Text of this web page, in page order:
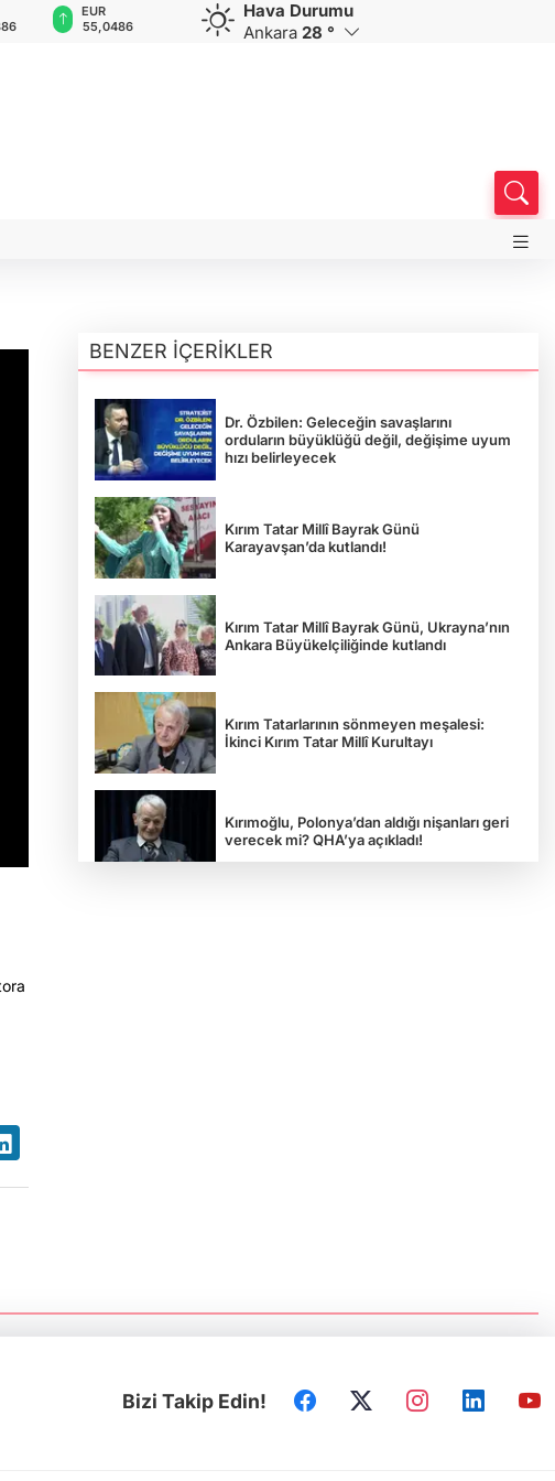
gemiyi hedef
EUR
55,0486
GBP
64,2295
CHF
58,7662
Hava Durumu
Ankara 28 °
BENZER İÇERİKLER
Dr. Özbilen: Geleceğin savaşlarını
orduların büyüklüğü değil, değişime uyum
hızı belirleyecek
Kırım Tatar Millî Bayrak Günü
Karayavşan’da kutlandı!
Kırım Tatar Millî Bayrak Günü, Ukrayna’nın
Ankara Büyükelçiliğinde kutlandı
Kırım Tatarlarının sönmeyen meşalesi:
İkinci Kırım Tatar Millî Kurultayı
Kırımoğlu, Polonya’dan aldığı nişanları geri
verecek mi? QHA’ya açıkladı!
Irak Türklüğünün siyasi mücadelesi
Bizi Takip Edin!